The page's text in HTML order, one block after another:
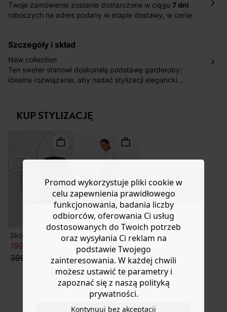
Do you want to be redirected to
www.promod.com ?
Twoje zamówienie zostanie dostarczone w ciągu 7 dni
roboczych na adres podany w etapie dostawy, w cenie
pośrednictwem DHL Express.
Nowość: Zamówienia dostarczamy w ciągu 4-6 dni
roboczych do wybranego przez Ciebie paczkomatu , a
koszt przesyłki wynosi 9,40 zł.
Pomoc
szczegóły i skład
New collection
Ten sweter stanowi doskonałą podstawę garderoby:
idealne rozwiązanie, aby nadać stylizacji elegancki
Lekko zwężany krój u dołu. Dekolt w kształcie litery V z
przodu i z tyłu. Długie, lekko bufiaste rękawy. Ściągacze.
KUP STYLIZACJĘ
Skórzane botki western damskie
199,50 ZŁ
399,90 zł
CESAR jeansy z wysokim stanem
109,50 ZŁ
219,90 zł
-50%
Promod wykorzystuje pliki cookie w
celu zapewnienia prawidłowego
funkcjonowania, badania liczby
odbiorców, oferowania Ci usług
dostosowanych do Twoich potrzeb
oraz wysyłania Ci reklam na
podstawie Twojego
zainteresowania. W każdej chwili
możesz ustawić te parametry i
zapoznać się z naszą polityką
prywatności.
Kontynuuj bez akceptacji